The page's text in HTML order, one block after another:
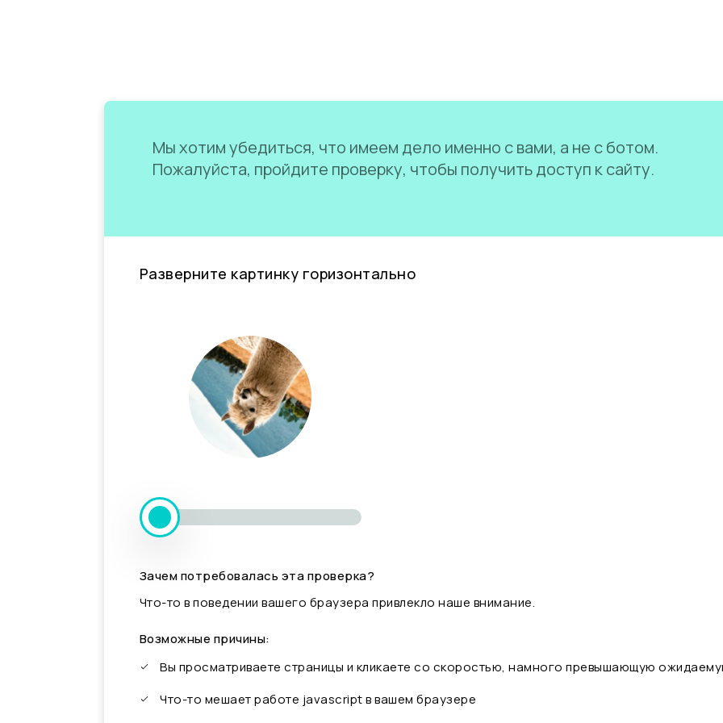
Мы хотим убедиться, что имеем дело именно с вами, а не с ботом.
Пожалуйста, пройдите проверку, чтобы получить доступ к сайту.
Разверните картинку горизонтально
Зачем потребовалась эта проверка?
Что-то в поведении вашего браузера привлекло наше внимание.
Возможные причины:
Вы просматриваете страницы и кликаете со скоростью, намного превышающую
Что-то мешает работе javascript в вашем браузере